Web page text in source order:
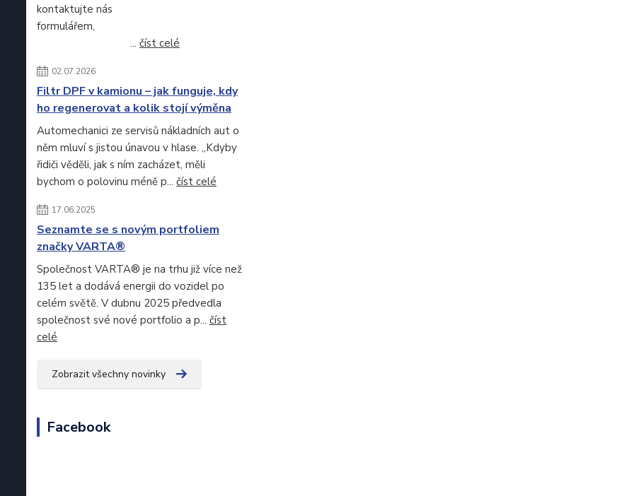
kontaktujte nás
formulářem,
... číst celé
02.07.2026
Filtr DPF v kamionu – jak funguje, kdy
ho regenerovat a kolik stojí výměna
Automechanici ze servisů nákladních aut o
něm mluví s jistou únavou v hlase. „Kdyby
řidiči věděli, jak s ním zacházet, měli
bychom o polovinu méně p... číst celé
17.06.2025
Seznamte se s novým portfoliem
značky VARTA®
Společnost VARTA® je na trhu již více než
135 let a dodává energii do vozidel po
celém světě. V dubnu 2025 předvedla
společnost své nové portfolio a p... číst
celé
Zobrazit všechny novinky
Facebook